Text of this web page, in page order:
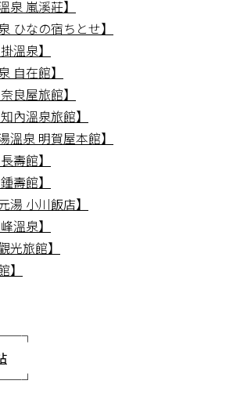
泉 嵐溪莊】
ひなの宿ちとせ】
溫泉】
自在館】
良屋旅館】
內溫泉旅館】
溫泉 明賀屋本館】
壽館】
壽館】
湯 小川飯店】
溫泉】
光旅館】